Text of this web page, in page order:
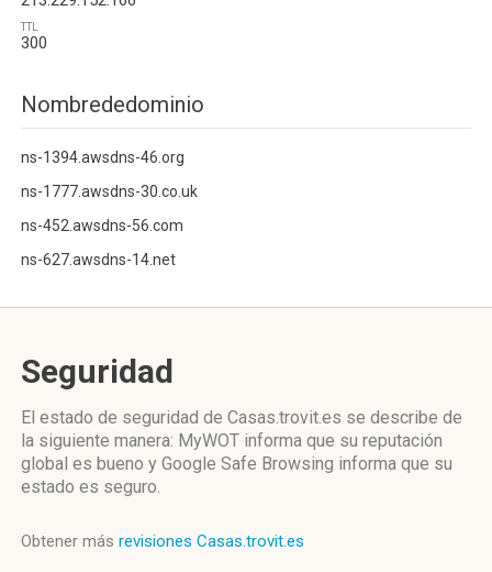
TTL
300
Nombrededominio
ns-1394.awsdns-46.org
ns-1777.awsdns-30.co.uk
ns-452.awsdns-56.com
ns-627.awsdns-14.net
Seguridad
El estado de seguridad de Casas.trovit.es se describe de
la siguiente manera: MyWOT informa que su reputación
global es bueno y Google Safe Browsing informa que su
estado es seguro.
Obtener más revisiones Casas.trovit.es